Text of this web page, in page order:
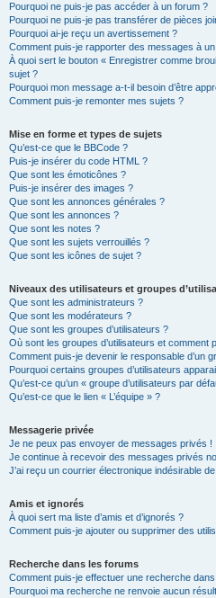
Pourquoi ne puis-je pas accéder à un forum ?
Pourquoi ne puis-je pas transférer de pièces
Pourquoi ai-je reçu un avertissement ?
Comment puis-je rapporter des messages à
À quoi sert le bouton « Enregistrer comme
sujet ?
Pourquoi mon message a-t-il besoin d’être
Comment puis-je remonter mes sujets ?
Mise en forme et types de sujets
Qu’est-ce que le BBCode ?
Puis-je insérer du code HTML ?
Que sont les émoticônes ?
Puis-je insérer des images ?
Que sont les annonces générales ?
Que sont les annonces ?
Que sont les notes ?
Que sont les sujets verrouillés ?
Que sont les icônes de sujet ?
Niveaux des utilisateurs et groupes
Que sont les administrateurs ?
Que sont les modérateurs ?
Que sont les groupes d’utilisateurs ?
Où sont les groupes d’utilisateurs et comment
Comment puis-je devenir le responsable d’un
Pourquoi certains groupes d’utilisateurs
Qu’est-ce qu’un « groupe d’utilisateurs par
Qu’est-ce que le lien « L’équipe » ?
Messagerie privée
Je ne peux pas envoyer de messages privés !
Je continue à recevoir des messages privés
J’ai reçu un courrier électronique indésirable
Amis et ignorés
À quoi sert ma liste d’amis et d’ignorés ?
Comment puis-je ajouter ou supprimer des
Recherche dans les forums
Comment puis-je effectuer une recherche
Pourquoi ma recherche ne renvoie aucun